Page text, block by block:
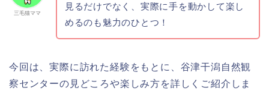
三毛猫ママ
見るだけでなく、実際に手を動かして楽し
めるのも魅力のひとつ！
今回は、実際に訪れた経験をもとに、谷津干潟自然観
察センターの見どころや楽しみ方を詳しくご紹介しま